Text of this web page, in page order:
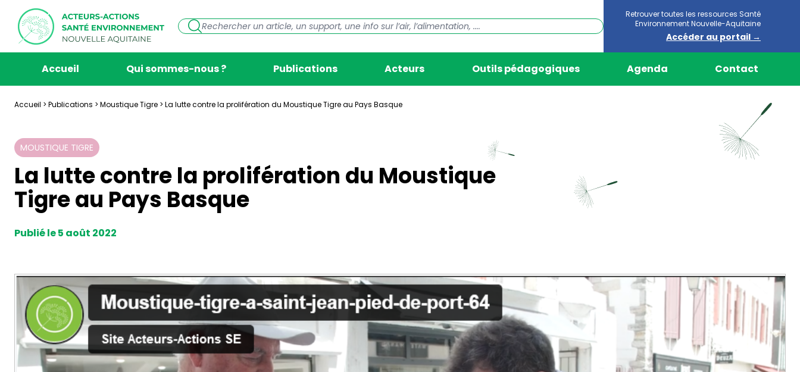
Retrouver toutes les ressources Santé
Environnement Nouvelle-Aquitaine
Accéder au portail →
Accueil Qui sommes-nous ? Publications Acteurs Outils pédagogiques Agenda Contact
Accueil > Publications > Moustique Tigre > La lutte contre la prolifération du Moustique Tigre au Pays Basque
MOUSTIQUE TIGRE
La lutte contre la prolifération du Moustique
Tigre au Pays Basque
Publié le 5 août 2022